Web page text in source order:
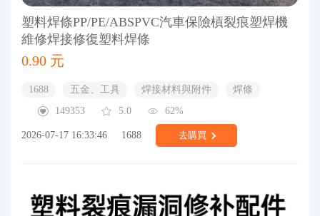
塑料焊條PP/PE/ABSPVC汽車保險槓裂痕塑焊機
維修焊接修復塑料焊條
0.90 元
1688 五金、工具 焊接材料與附件
焊條
149353
5.0 62%
2026-07-17 16:33:46 1688 去購買